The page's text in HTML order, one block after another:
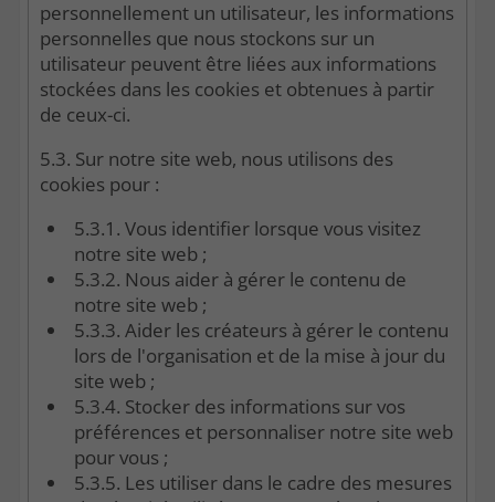
personnellement un utilisateur, les informations
personnelles que nous stockons sur un
utilisateur peuvent être liées aux informations
stockées dans les cookies et obtenues à partir
de ceux-ci.
5.3. Sur notre site web, nous utilisons des
cookies pour :
5.3.1. Vous identifier lorsque vous visitez
notre site web ;
5.3.2. Nous aider à gérer le contenu de
notre site web ;
5.3.3. Aider les créateurs à gérer le contenu
lors de l'organisation et de la mise à jour du
site web ;
5.3.4. Stocker des informations sur vos
préférences et personnaliser notre site web
pour vous ;
5.3.5. Les utiliser dans le cadre des mesures